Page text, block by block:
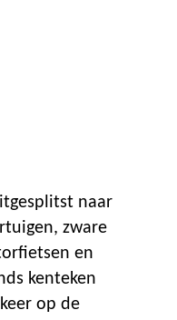
naar
zware
en
kenteken
op de